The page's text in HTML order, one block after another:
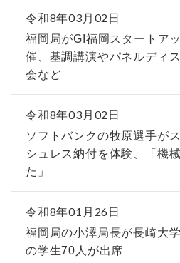
令和8年03月02日
福岡局がGI福岡スタートア
催、基調講演やパネルディ
会など
令和8年03月02日
ソフトバンクの牧原選手が
シュレス納付を体験、「機
た」
令和8年01月26日
福岡局の小澤局長が長崎大
の学生70人が出席